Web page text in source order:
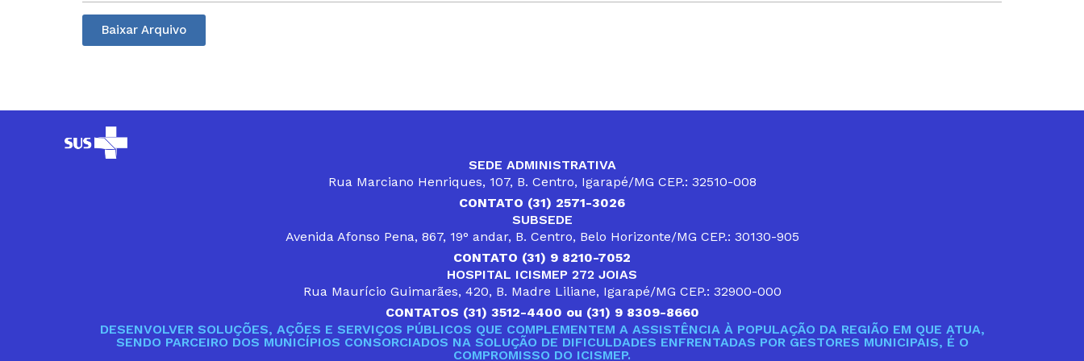
Baixar Arquivo
SEDE ADMINISTRATIVA
Rua Marciano Henriques, 107, B. Centro, Igarapé/MG CEP.: 32510-008
CONTATO (31) 2571-3026
SUBSEDE
Avenida Afonso Pena, 867, 19° andar, B. Centro, Belo Horizonte/MG CEP.: 30130-905
CONTATO (31) 9 8210-7052
HOSPITAL ICISMEP 272 JOIAS
Rua Maurício Guimarães, 420, B. Madre Liliane, Igarapé/MG CEP.: 32900-000
CONTATOS (31) 3512-4400 ou (31) 9 8309-8660
DESENVOLVER SOLUÇÕES, AÇÕES E SERVIÇOS PÚBLICOS QUE COMPLEMENTEM A ASSISTÊNCIA À POPULAÇÃO DA REGIÃO EM QUE ATUA,
SENDO PARCEIRO DOS MUNICÍPIOS CONSORCIADOS NA SOLUÇÃO DE DIFICULDADES ENFRENTADAS POR GESTORES MUNICIPAIS, É O
COMPROMISSO DO ICISMEP.